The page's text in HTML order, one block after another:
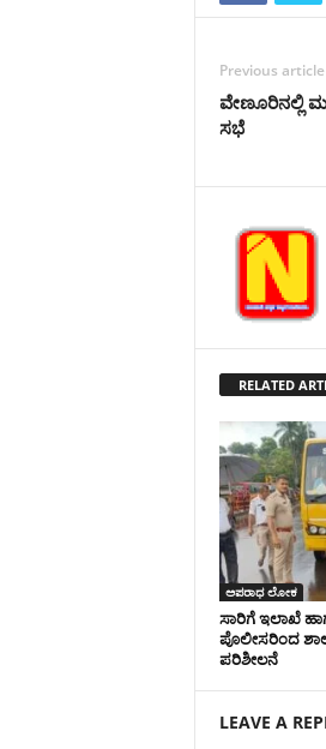
Previous article
ವೇಣೂರಿನಲ್ಲಿ
ಸಭೆ
RELATED
ಅಪರಾಧ ಲೋಕ
ಸಾರಿಗೆ ಇಲಾಖೆ
ಪೊಲೀಸರಿಂದ
ಪರಿಶೀಲನೆ
LEAVE A